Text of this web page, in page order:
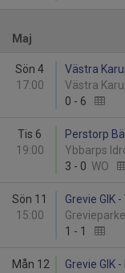
Maj
Sön 4
17:00
Västra
Västra
0 - 6
Tis 6
19:00
Perstorp
Ybbarps
3 - 0 WO
Sön 11
15:00
Grevie GIK
1 - 1
Mån 12
Grevie GIK